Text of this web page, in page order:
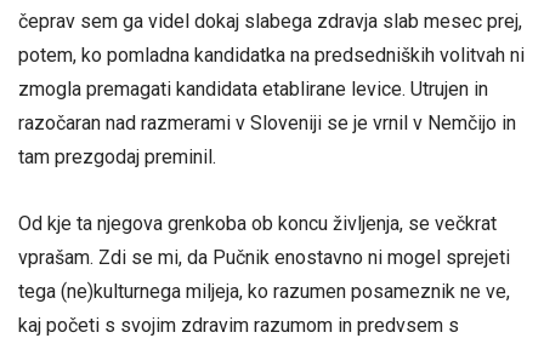
čeprav sem ga videl dokaj slabega zdravja slab mesec prej,
potem, ko pomladna kandidatka na predsedniških volitvah ni
zmogla premagati kandidata etablirane levice. Utrujen in
razočaran nad razmerami v Sloveniji se je vrnil v Nemčijo in
tam prezgodaj preminil.
Od kje ta njegova grenkoba ob koncu življenja, se večkrat
vprašam. Zdi se mi, da Pučnik enostavno ni mogel sprejeti
tega (ne)kulturnega miljeja, ko razumen posameznik ne ve,
kaj početi s svojim zdravim razumom in predvsem s